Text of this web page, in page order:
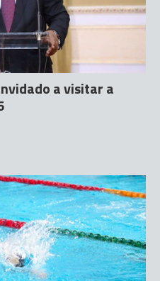
a visitar a